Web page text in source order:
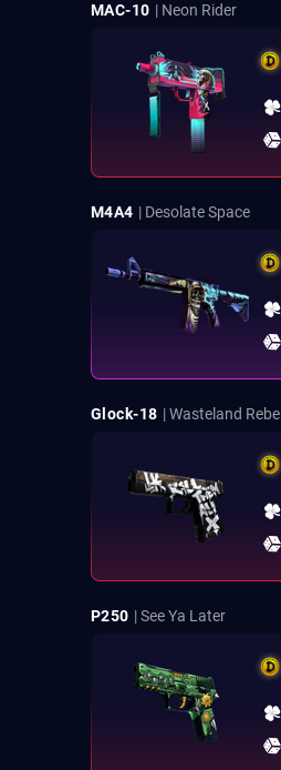
MAC-10 | Neon Rider
M4A4 | Desolate Space
Glock-18 | Wasteland Rebel
P250 | See Ya Later